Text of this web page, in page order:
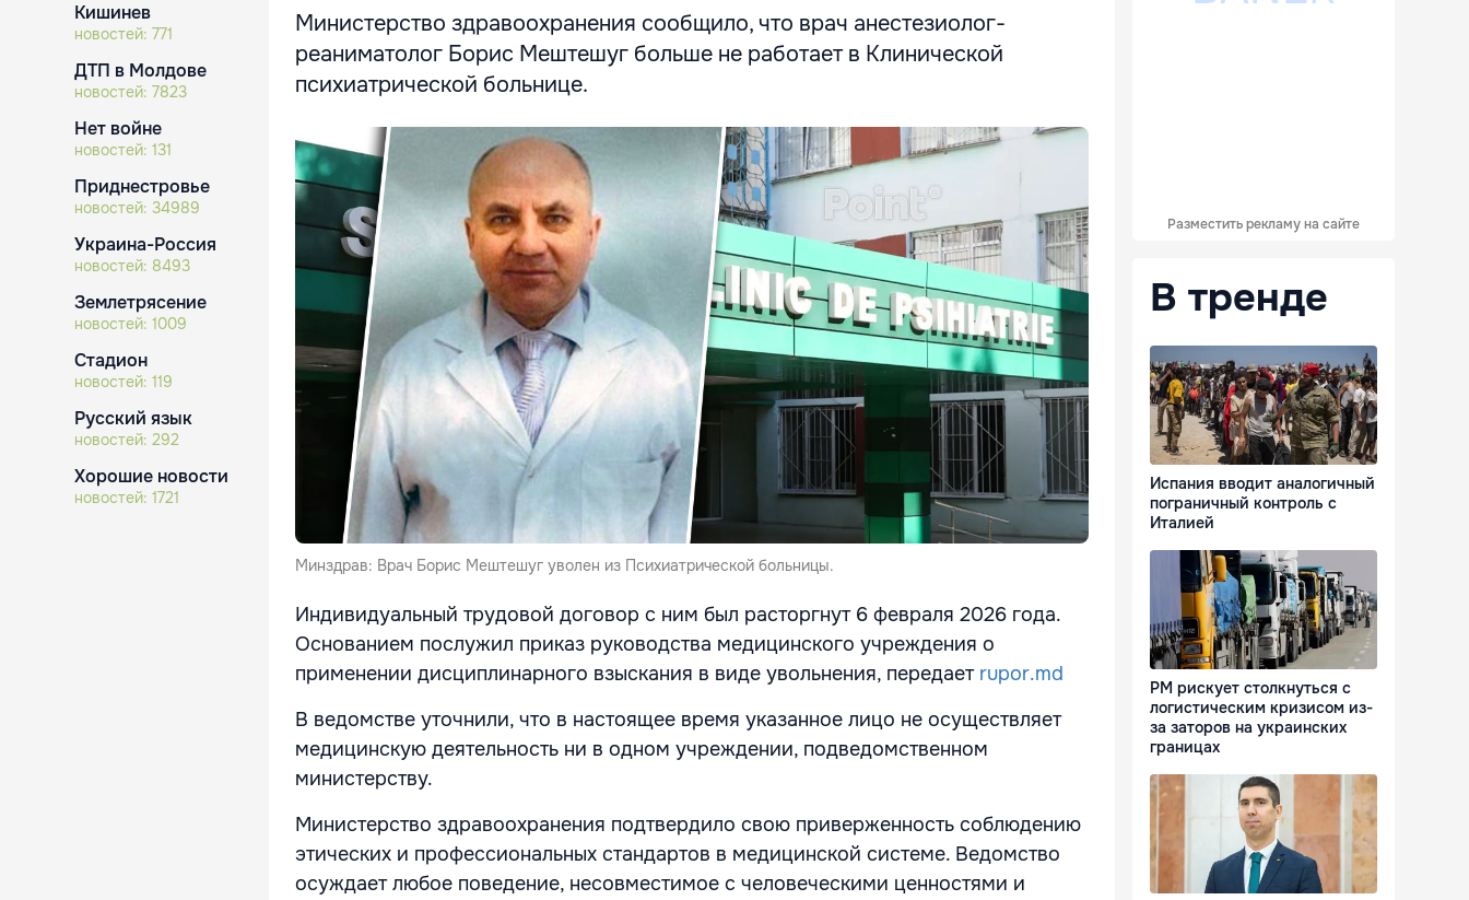
Кишинев
новостей: 771
ДТП в Молдове
новостей: 7823
Нет войне
новостей: 131
Приднестровье
новостей: 34989
Украина-Россия
новостей: 8493
Землетрясение
новостей: 1009
Стадион
новостей: 119
Русский язык
новостей: 292
Хорошие новости
новостей: 1721
Министерство здравоохранения сообщило, что врач анестезиолог-
реаниматолог Борис Мештешуг больше не работает в Клинической
психиатрической больнице.
Минздрав: Врач Борис Мештешуг уволен из Психиатрической больницы.
Индивидуальный трудовой договор с ним был расторгнут 6 февраля 2026 года.
Основанием послужил приказ руководства медицинского учреждения о
применении дисциплинарного взыскания в виде увольнения, передаетrupor.md
В ведомстве уточнили, что в настоящее время указанное лицо не осуществляет
медицинскую деятельность ни в одном учреждении, подведомственном
министерству.
Министерство здравоохранения подтвердило свою приверженность соблюдению
этических и профессиональных стандартов в медицинской системе. Ведомство
осуждает любое поведение, несовместимое с человеческими ценностями и
Разместить рекламу на сайте
В тренде
Испания вводит аналогичный
пограничный контроль с
Италией
РМ рискует столкнуться с
логистическим кризисом из-
за заторов на украинских
границах